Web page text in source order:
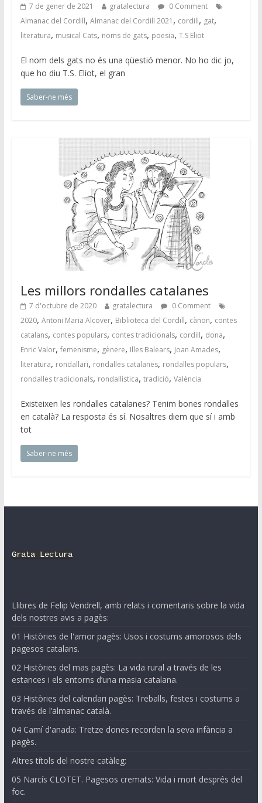
7 de gener de 2021 gratalectura
0 Comment
Almanac del Cordill, Almanac del Cordill 2021 , cordill, gat,
literatura, musical Cats, noms de gats, poesia, T.S Eliot
El nom dels gats no és una qüestió menor. No ho dic jo,
que ho diu T.S. Eliot, el gran
Saber-ne més
Les millors rondalles catalanes
7 d'octubre de 2020 gratalectura
0 Comment
2020, Antoni Maria Alcover, Biblioteca del Cordill, cànon, contes
catalans, contes populars, contes tradicionals, cordill, dona,
Enric Valor, femenisme, gènere, Illes Balears, Joan Amades,
literatura, rondallari, rondalles catalanes, rondalles populars,
rondalles tradicionals, rondallística, tradició, València
Existeixen les rondalles catalanes? Tenim bones rondalles
en català? La resposta és sí. Nosaltres diem que sí i amb
tot
Saber-ne més
Grata Lectura
Llibres de Felip Vendrell, amb relats i comentaris sobre la vida
dels nostres avis a pagès:
01 Històries de l'amor pagès: Usos i costums amorosos dels
pagesos catalans.
02 Històries del mas pagès: La vida rural a través de les
estances i els entorns d’una masia catalana.
03 Històries del calendari pagès: Treballs, festes i costums a
través de l’almanac català.
04 Camí d'anada: Tretze dones recorden la seva infància a
pagès.
Altres títols del nostre catàleg:
05 Narcís CLOTET. Pagesos cremats: Vida i mort després del
foc.